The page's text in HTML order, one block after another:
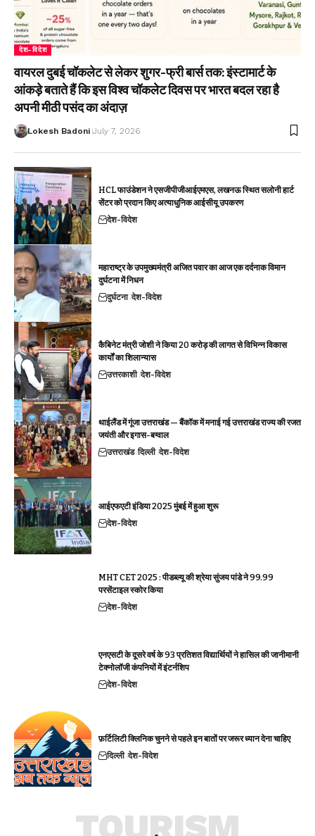
देश-विदेश
वायरल दुबई चॉकलेट से लेकर शुगर-फ्री बार्स तक: इंस्टामार्ट के
आंकड़े बताते हैं कि इस विश्व चॉकलेट दिवस पर भारत बदल रहा है
अपनी मीठी पसंद का अंदाज़
Lokesh Badoni July 7, 2026
HCL फाउंडेशन ने एसजीपीजीआईएमएस, लखनऊ स्थित सलोनी हार्ट
सेंटर को प्रदान किए अत्याधुनिक आईसीयू उपकरण
देश-विदेश
महाराष्ट्र के उपमुख्यमंत्री अजित पवार का आज एक दर्दनाक विमान
दुर्घटना में निधन
दुर्घटना देश-विदेश
कैबिनेट मंत्री जोशी ने किया 20 करोड़ की लागत से विभिन्न विकास
कार्यों का शिलान्यास
उत्तरकाशी देश-विदेश
थाईलैंड में गूंजा उत्तराखंड — बैंकॉक में मनाई गई उत्तराखंड राज्य की रजत
जयंती और इगास-बग्वाल
उत्तराखंड दिल्ली देश-विदेश
आईएफएटी इंडिया 2025 मुंबई में हुआ शुरू
देश-विदेश
MHT CET 2025 : पीडब्ल्यू की श्रेया सुंजय पांडे ने 99.99
परसेंटाइल स्कोर किया
देश-विदेश
एनएसटी के दूसरे वर्ष के 93 प्रतिशत विद्यार्थियों ने हासिल की जानीमानी
टेक्नोलॉजी कंपनियों में इंटर्नशिप
देश-विदेश
फ़र्टिलिटी क्लिनिक चुनने से पहले इन बातों पर जरूर ध्यान देना चाहिए
दिल्ली देश-विदेश
TOURISM